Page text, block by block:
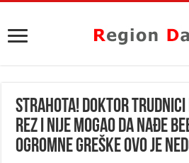
STRAHOTA! DOKTOR
REZ I NIJE MOGAO DA NAĐE
ogromne GREŠKE ovo je